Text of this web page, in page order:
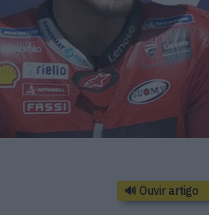
🔊 Ouvir artigo